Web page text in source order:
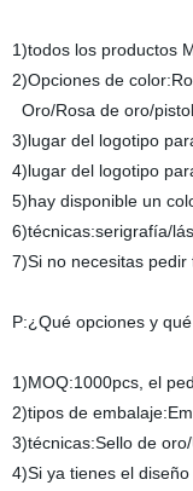
1)todos los productos
2)Opciones de
Oro/Rosa de oro/
3)lugar del logotipo
4)lugar del logotipo
5)hay disponible un
6)técnicas:serigrafía/
7)Si no necesitas
P:¿Qué opciones y
1)MOQ:1000pcs, el
2)tipos de
3)técnicas:Sello de
4)Si ya tienes el